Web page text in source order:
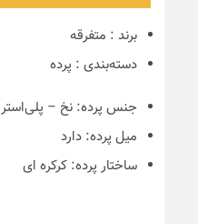
برند : متفرقه
دسته‌بندی : پرده
جنس پرده: نخ – پلی‌استر
میل پرده: دارد
ساختار پرده: کرکره ای